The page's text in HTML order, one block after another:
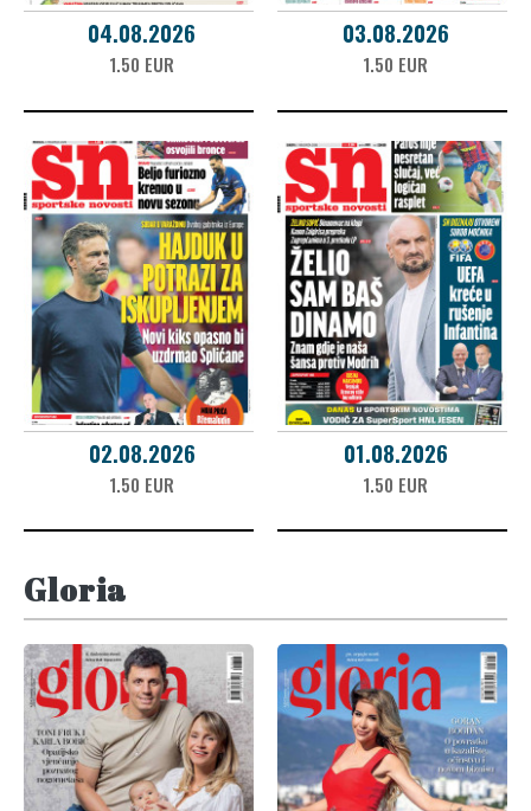
04.08.2026
1.50 EUR
03.08.2026
1.50 EUR
02.08.2026
1.50 EUR
01.08.2026
1.50 EUR
Gloria